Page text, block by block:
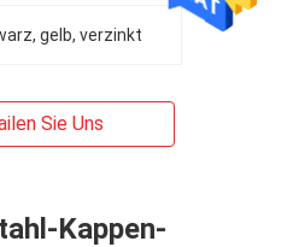
gelb, verzinkt
Sie Uns
Kappen-